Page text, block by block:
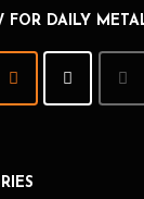
FOR DAILY